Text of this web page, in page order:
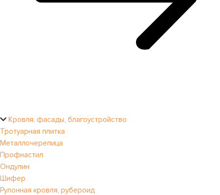
Кровля, фасады, благоустройство
Тротуарная плитка
Металлочерепица
Профнастил
Ондулин
Шифер
Рулонная кровля, рубероид